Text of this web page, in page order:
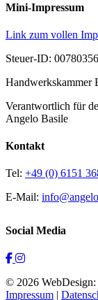
Mini-Impressum
Link zum vollen
Steuer-ID:
Handwerkskammer
Verantwortlich für
Angelo Basile
Kontakt
Tel: +49 (0) 6151
E-Mail:
Social Media
© 2026 WebDesign:
Impressum |